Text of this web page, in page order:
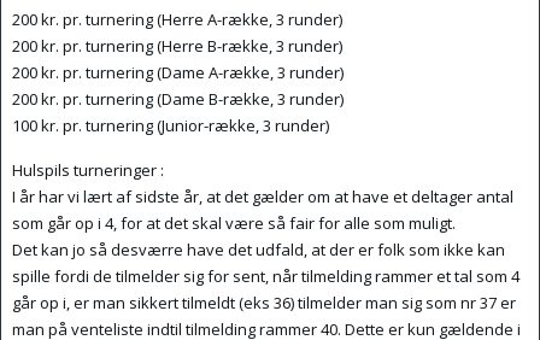
200 kr. pr. turnering (Herre A-række, 3 runder)
200 kr. pr. turnering (Herre B-række, 3 runder)
200 kr. pr. turnering (Dame A-række, 3 runder)
200 kr. pr. turnering (Dame B-række, 3 runder)
100 kr. pr. turnering (Junior-række, 3 runder)
Hulspils turneringer :
I år har vi lært af sidste år, at det gælder om at have et deltager antal
som går op i 4, for at det skal være så fair for alle som muligt.
Det kan jo så desværre have det udfald, at der er folk som ikke kan
spille fordi de tilmelder sig for sent, når tilmelding rammer et tal som 4
går op i, er man sikkert tilmeldt (eks 36) tilmelder man sig som nr 37 er
man på venteliste indtil tilmelding rammer 40. Dette er kun gældende i